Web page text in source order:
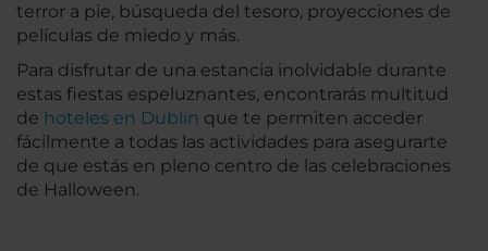
terror a pie, búsqueda del tesoro, proyecciones de
películas de miedo y más.
Para disfrutar de una estancia inolvidable durante
estas fiestas espeluznantes, encontrarás multitud
de hoteles en Dublin que te permiten acceder
fácilmente a todas las actividades para asegurarte
de que estás en pleno centro de las celebraciones
de Halloween.